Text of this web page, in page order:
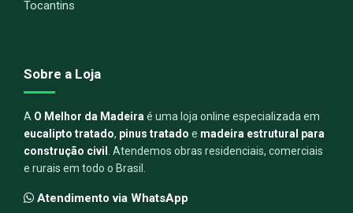
Tocantins
Sobre a Loja
A O Melhor da Madeiraé uma loja online especializada em
eucalipto tratado, pinus tratado e madeira estrutural para
construção civil . Atendemos obras residenciais, comerciais
e rurais em todo o Brasil.
Atendimento via WhatsApp